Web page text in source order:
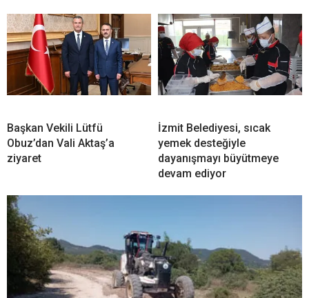
Başkan Vekili Lütfü
Obuz’dan Vali Aktaş’a
ziyaret
İzmit Belediyesi, sıcak
yemek desteğiyle
dayanışmayı büyütmeye
devam ediyor